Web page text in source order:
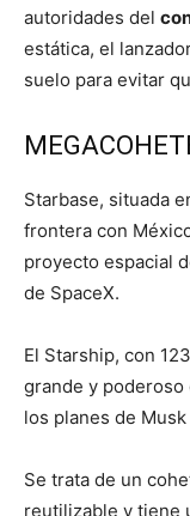
autoridades del
estática, el
suelo para evitar
Starbase, situada
frontera con
proyecto espacial
de SpaceX.
El Starship, con
grande y poderoso
los planes de
Se trata de un
reutilizable y tiene